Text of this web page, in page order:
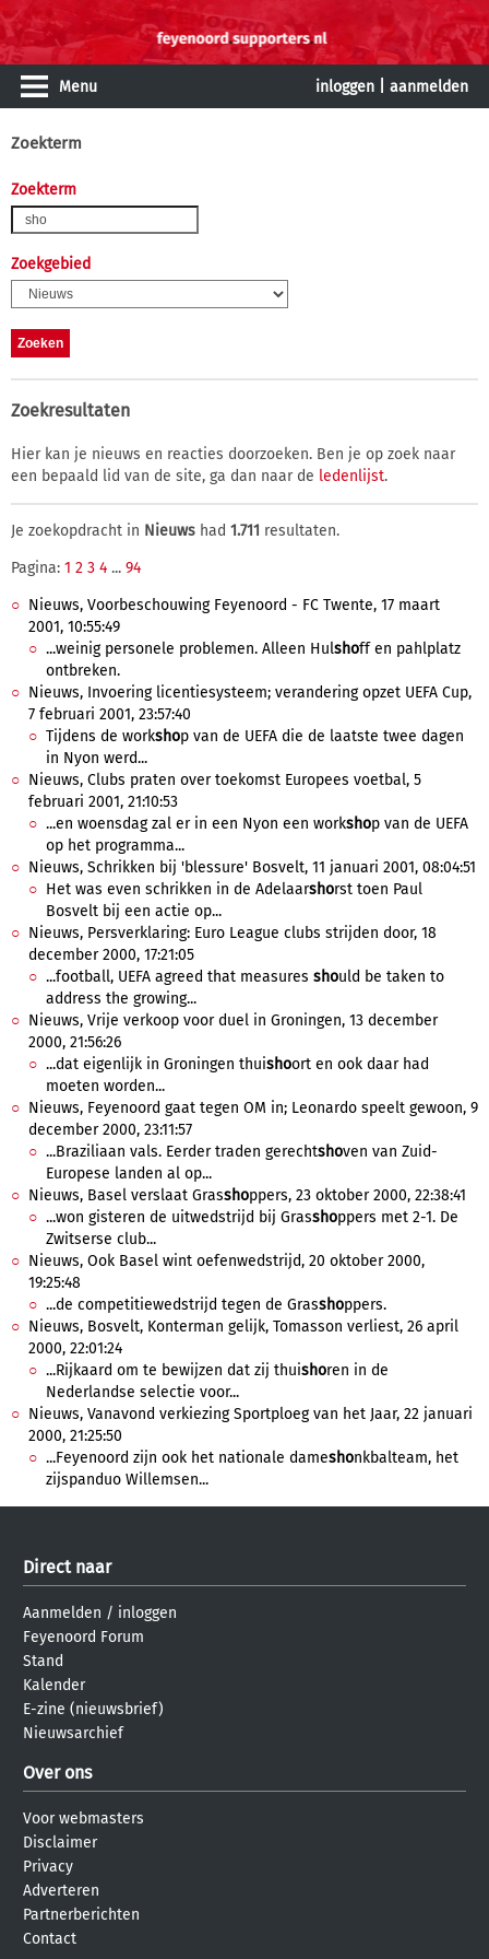
Menu inloggen aanmelden
Zoekterm
Zoekterm
Zoekgebied
Zoekresultaten
Hier kan je nieuws en reacties doorzoeken. Ben je op zoek naar
een bepaald lid van de site, ga dan naar de ledenlijst.
Je zoekopdracht in Nieuws had 1.711 resultaten.
Pagina: 1 2 3 4 ... 94
Nieuws, Voorbeschouwing Feyenoord - FC Twente, 17 maart
2001, 10:55:49
...weinig personele problemen. Alleen Hulshoff en pahlplatz
ontbreken.
Nieuws, Invoering licentiesysteem; verandering opzet UEFA Cup,
7 februari 2001, 23:57:40
Tijdens de workshop van de UEFA die de laatste twee dagen
in Nyon werd...
Nieuws, Clubs praten over toekomst Europees voetbal, 5
februari 2001, 21:10:53
...en woensdag zal er in een Nyon een workshop van de UEFA
op het programma...
Nieuws, Schrikken bij 'blessure' Bosvelt, 11 januari 2001, 08:04:51
Het was even schrikken in de Adelaarshorst toen Paul
Bosvelt bij een actie op...
Nieuws, Persverklaring: Euro League clubs strijden door, 18
december 2000, 17:21:05
...football, UEFA agreed that measures should be taken to
address the growing...
Nieuws, Vrije verkoop voor duel in Groningen, 13 december
2000, 21:56:26
...dat eigenlijk in Groningen thuishoort en ook daar had
moeten worden...
Nieuws, Feyenoord gaat tegen OM in; Leonardo speelt gewoon, 9
december 2000, 23:11:57
...Braziliaan vals. Eerder traden gerechtshoven van Zuid-
Europese landen al op...
Nieuws, Basel verslaat Grasshoppers, 23 oktober 2000, 22:38:41
...won gisteren de uitwedstrijd bij Grasshoppers met 2-1. De
Zwitserse club...
Nieuws, Ook Basel wint oefenwedstrijd, 20 oktober 2000,
19:25:48
...de competitiewedstrijd tegen de Grasshoppers.
Nieuws, Bosvelt, Konterman gelijk, Tomasson verliest, 26 april
2000, 22:01:24
...Rijkaard om te bewijzen dat zij thuishoren in de
Nederlandse selectie voor...
Nieuws, Vanavond verkiezing Sportploeg van het Jaar, 22 januari
2000, 21:25:50
...Feyenoord zijn ook het nationale dameshonkbalteam, het
zijspanduo Willemsen...
Direct naar
Aanmelden / inloggen
Feyenoord Forum
Stand
Kalender
E-zine (nieuwsbrief)
Nieuwsarchief
Over ons
Voor webmasters
Disclaimer
Privacy
Adverteren
Partnerberichten
Contact